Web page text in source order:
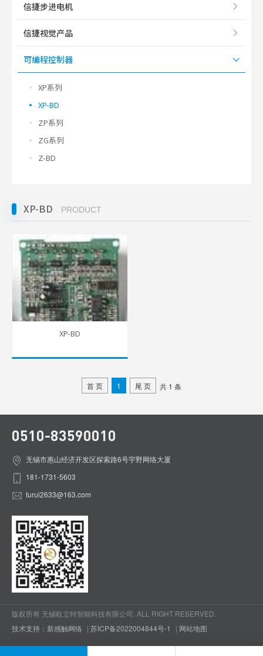
信捷步进电机
信捷视觉产品
可编程控制器
XP系列
XP-BD
ZP系列
ZG系列
Z-BD
XP-BD PRODUCT
XP-BD
首 页 1 尾 页 共 1 条
0510-83590010
无锡市惠山经济开发区探索路6号宇野网络大厦
181-1731-5603
turui2633@163.com
版权所有 无锡欧立特智能科技有限公司. ALL RIGHT RESERVED.
技术支持：新感触网络 | 苏ICP备2022004844号-1 | 网站地图